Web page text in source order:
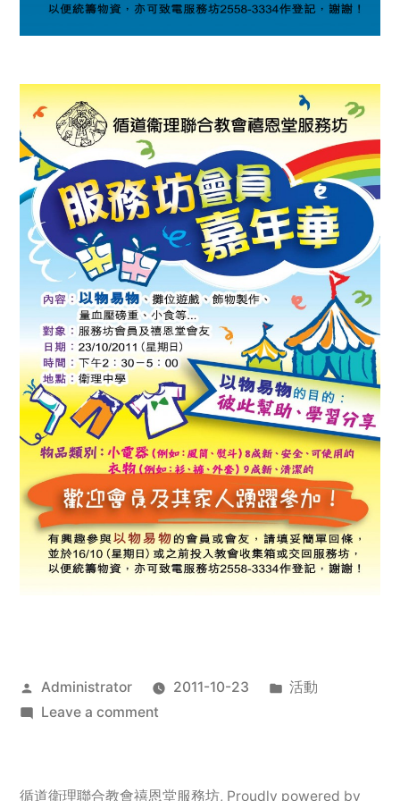
Posted
by
Administrator 2011-10-23
Posted
活動
Leave a commenton
服
循道衛理聯合教會禧恩堂服務坊, Proudly powered by